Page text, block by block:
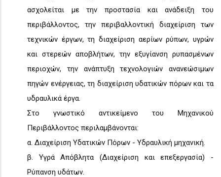
ασχολείται με την προστασία και ανάδειξη του
περιβάλλοντος, την περιβαλλοντική διαχείριση των
τεχνικών έργων, τη διαχείριση αερίων ρύπων, υγρών
και στερεών αποβλήτων, την εξυγίανση ρυπασμένων
περιοχών, την ανάπτυξη τεχνολογιών ανανεώσιμων
πηγών ενέργειας, τη διαχείριση υδατικών πόρων και τα
υδραυλικά έργα.
Στο γνωστικό αντικείμενο του Μηχανικού
Περιβάλλοντος περιλαμβάνονται:
α. Διαχείριση Υδατικών Πόρων - Υδραυλική μηχανική.
β. Υγρά Απόβλητα (Διαχείριση και επεξεργασία) -
Ρύπανση υδάτων.